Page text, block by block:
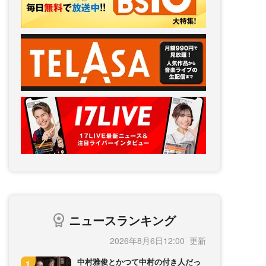
ニュースランキング
2026年8月6日12:00
中村雅俊とかつて中村の付き人だっ